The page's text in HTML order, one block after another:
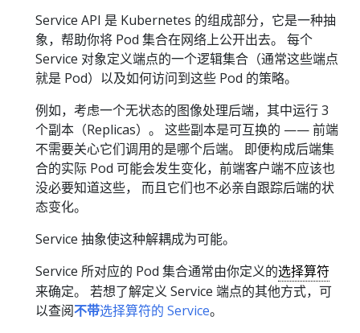
Service API 是 Kubernetes 的组成部分，它是一种抽
象，帮助你将 Pod 集合在网络上公开出去。 每个
Service 对象定义端点的一个逻辑集合（通常这些端点
就是 Pod）以及如何访问到这些 Pod 的策略。
例如，考虑一个无状态的图像处理后端，其中运行 3
个副本（Replicas）。 这些副本是可互换的 —— 前端
不需要关心它们调用的是哪个后端。 即便构成后端集
合的实际 Pod 可能会发生变化，前端客户端不应该也
没必要知道这些， 而且它们也不必亲自跟踪后端的状
态变化。
Service 抽象使这种解耦成为可能。
Service 所对应的 Pod 集合通常由你定义的选择算符
来确定。 若想了解定义 Service 端点的其他方式，可
以查阅不带选择算符的 Service。